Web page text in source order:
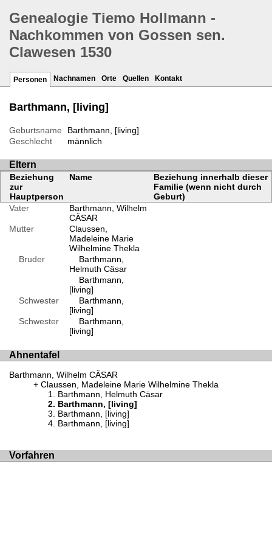
Genealogie Tiemo Hollmann -
Nachkommen von Gossen sen.
Clawesen 1530
Personen Nachnamen Orte Quellen Kontakt
Barthmann, [living]
Geburtsname
Barthmann, [living]
Geschlecht
männlich
Eltern
Beziehung
zur
Hauptperson
Name
Beziehung innerhalb dieser
Familie (wenn nicht durch
Geburt)
Vater
Barthmann, Wilhelm
CÄSAR
Mutter
Claussen,
Madeleine Marie
Wilhelmine Thekla
Bruder
Barthmann,
Helmuth Cäsar
Barthmann,
[living]
Schwester
Barthmann,
[living]
Schwester
Barthmann,
[living]
Ahnentafel
Barthmann, Wilhelm CÄSAR
Claussen, Madeleine Marie Wilhelmine Thekla
Barthmann, Helmuth Cäsar
Barthmann, [living]
Barthmann, [living]
Barthmann, [living]
Vorfahren